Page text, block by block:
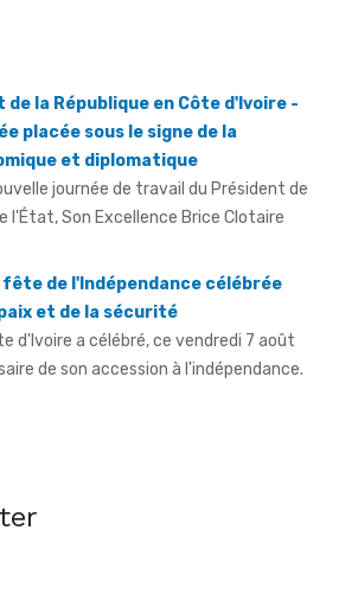
placée sous le signe de la
et diplomatique
journée de travail du Président de
l'État, Son Excellence Brice Clotaire
et de la sécurité
d'Ivoire a célébré, ce vendredi 7 août
de son accession à l'indépendance.
d'Ivoire, ce vendredi 7 août 2026 à